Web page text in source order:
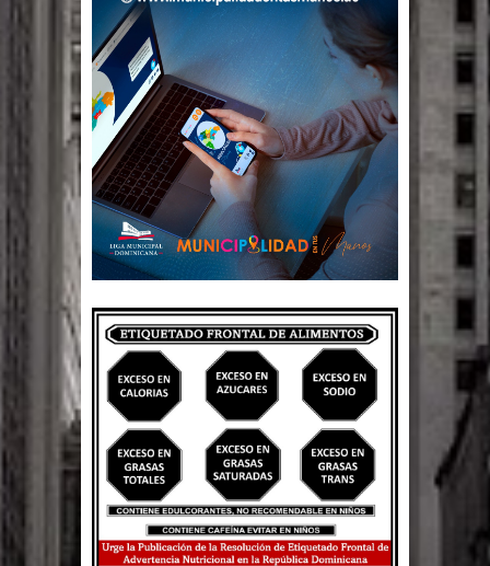
Un lunes trágico deja seis jóvenes
muertos
Heridos y edificios colapsados tras
terremoto de magnitud 7,1 en Japón
Poder Ejecutivo promulga
modificaciones al nuevo Código Penal
Diputado Félix Michell Rodríguez
reveló que con Presupuesto
Complementario gobierno endeuda
país con 3,500 millones de dólares
El PRM tendrá desde el próximo
domingo una dirección de hombres